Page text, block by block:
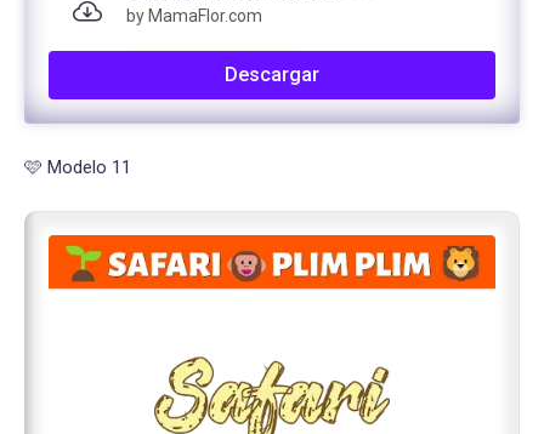
by MamaFlor.com
Descargar
🩷 Modelo 11